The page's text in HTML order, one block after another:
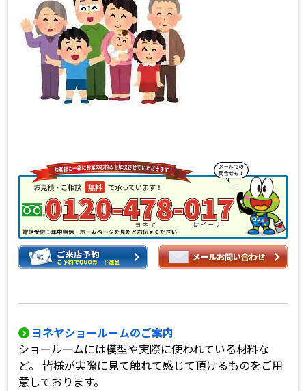
ヨネヤショールームのご案内
ショールームには模型や実際に使われている材料な
ど。 皆様が実際に見て触れて感じて頂けるものをご用
意しております。